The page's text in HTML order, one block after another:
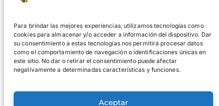
Para brindar las mejores experiencias, utilizamos tecnologías como
cookies para almacenar y/o acceder a información del dispositivo. Dar
su consentimiento a estas tecnologías nos permitirá procesar datos
como el comportamiento de navegación o identificaciones únicas en
este sitio. No dar o retirar el consentimiento puede afectar
negativamente a determinadas características y funciones.
Aceptar